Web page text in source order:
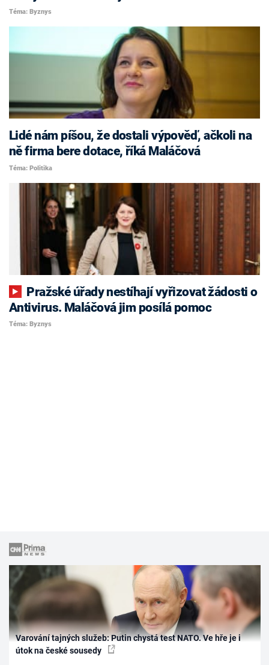
Téma: Byznys
Lidé nám píšou, že dostali výpověď, ačkoli na
ně firma bere dotace, říká Maláčová
Téma: Politika
Antivirus. Maláčová jim posílá pomoc
Téma: Byznys
Varování tajných služeb: Putin chystá test NATO. Ve hře je i
útok na české sousedy